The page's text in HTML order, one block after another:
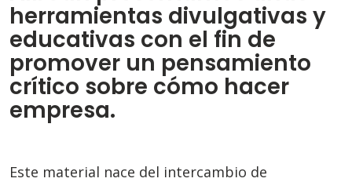
herramientas divulgativas y
educativas con el fin de
promover un pensamiento
crítico sobre cómo hacer
empresa.
Este material nace del intercambio de